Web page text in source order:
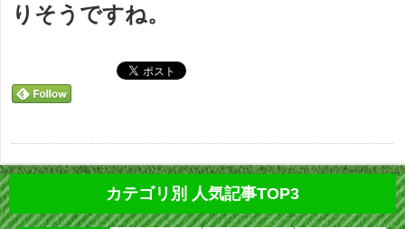
りそうですね。
カテゴリ別 人気記事TOP3